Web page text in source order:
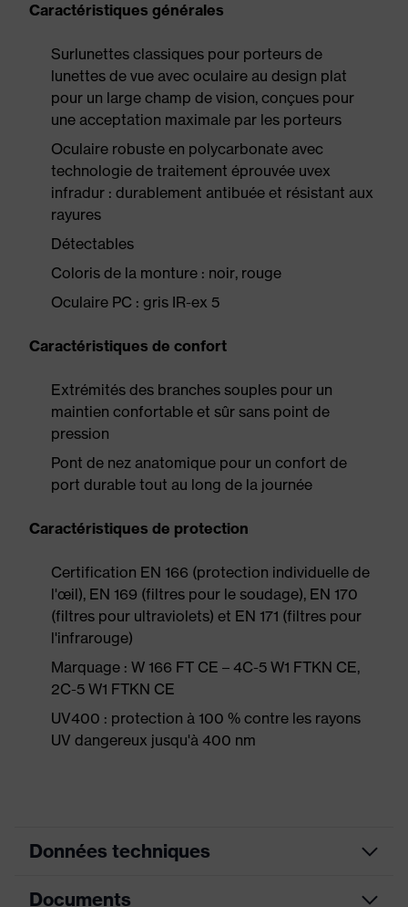
Caractéristiques générales
Surlunettes classiques pour porteurs de
lunettes de vue avec oculaire au design plat
pour un large champ de vision, conçues pour
une acceptation maximale par les porteurs
Oculaire robuste en polycarbonate avec
technologie de traitement éprouvée uvex
infradur : durablement antibuée et résistant aux
rayures
Détectables
Coloris de la monture : noir, rouge
Oculaire PC : gris IR-ex 5
Caractéristiques de confort
Extrémités des branches souples pour un
maintien confortable et sûr sans point de
pression
Pont de nez anatomique pour un confort de
port durable tout au long de la journée
Caractéristiques de protection
Certification EN 166 (protection individuelle de
l'œil), EN 169 (filtres pour le soudage), EN 170
(filtres pour ultraviolets) et EN 171 (filtres pour
l'infrarouge)
Marquage : W 166 FT CE – 4C-5 W1 FTKN CE,
2C-5 W1 FTKN CE
UV400 : protection à 100 % contre les rayons
UV dangereux jusqu'à 400 nm
Données techniques
couleur de
Documents